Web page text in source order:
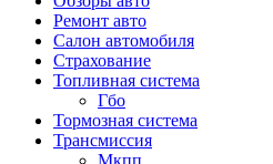
Ремонт авто
Салон автомобиля
Страхование
Топливная система
Гбо
Тормозная система
Трансмиссия
Мкпп